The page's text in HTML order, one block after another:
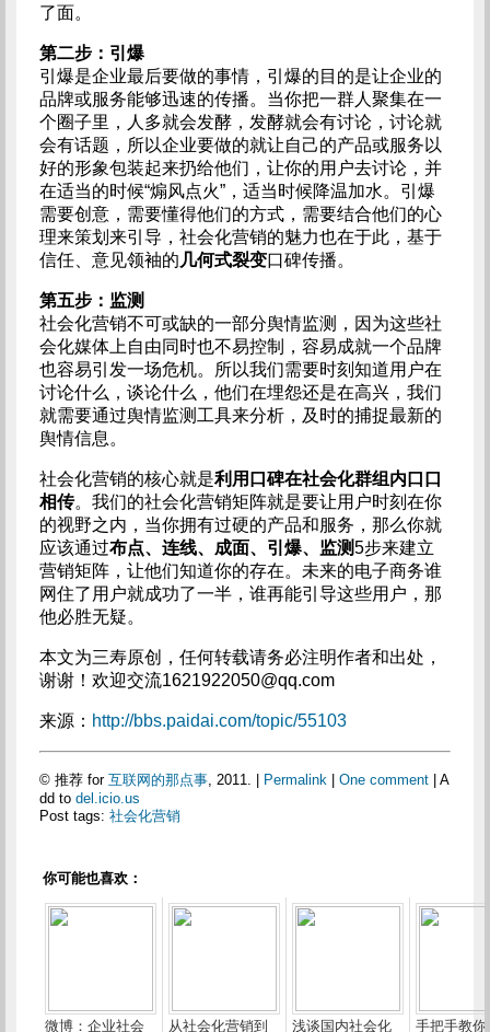
了面。
第二步：引爆
引爆是企业最后要做的事情，引爆的目的是让企业的
品牌或服务能够迅速的传播。当你把一群人聚集在一
个圈子里，人多就会发酵，发酵就会有讨论，讨论就
会有话题，所以企业要做的就让自己的产品或服务以
好的形象包装起来扔给他们，让你的用户去讨论，并
在适当的时候“煽风点火”，适当时候降温加水。引爆
需要创意，需要懂得他们的方式，需要结合他们的心
理来策划来引导，社会化营销的魅力也在于此，基于
信任、意见领袖的 几何式裂变口碑传播。
第五步：监测
社会化营销不可或缺的一部分舆情监测，因为这些社
会化媒体上自由同时也不易控制，容易成就一个品牌
也容易引发一场危机。所以我们需要时刻知道用户在
讨论什么，谈论什么，他们在埋怨还是在高兴，我们
就需要通过舆情监测工具来分析，及时的捕捉最新的
舆情信息。
社会化营销的核心就是利用口碑在社会化群组内口口
相传。我们的社会化营销矩阵就是要让用户时刻在你
的视野之内，当你拥有过硬的产品和服务，那么你就
应该通过布点、连线、成面、引爆、监测5步来建立
营销矩阵，让他们知道你的存在。未来的电子商务谁
网住了用户就成功了一半，谁再能引导这些用户，那
他必胜无疑。
本文为三寿原创，任何转载请务必注明作者和出处，
谢谢！欢迎交流1621922050@qq.com
来源： http://bbs.paidai.com/topic/55103
© 推荐 for 互联网的那点事, 2011. | Permalink| One comment| A
dd to del.icio.us
Post tags: 社会化营销
你可能也喜欢：
微博：企业社会 从社会化营销到 浅谈国内社会化 手把手教你